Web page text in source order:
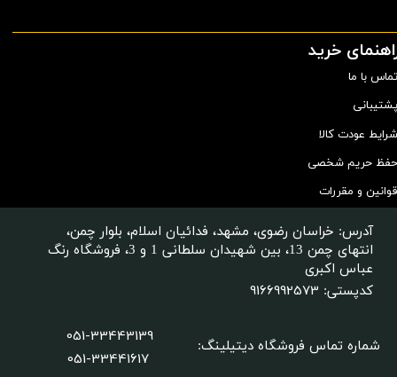
خرید
تماس با ما
پشتیبانی
شرایط عودت کالا
حفظ حریم شخصی
قوانین و مقررات
شماره تماس فروشگاه دیتیلینگ:
051-33443139
051-33441617
آدرس: خراسان رضوی، مشهد، فدائیان اسلام، بلوار چمن،
انتهای چمن 13، بین شهیدان سلطانی 1 و 3، فروشگاه رنگ
عباس اکبری
کدپستی: 9166992573